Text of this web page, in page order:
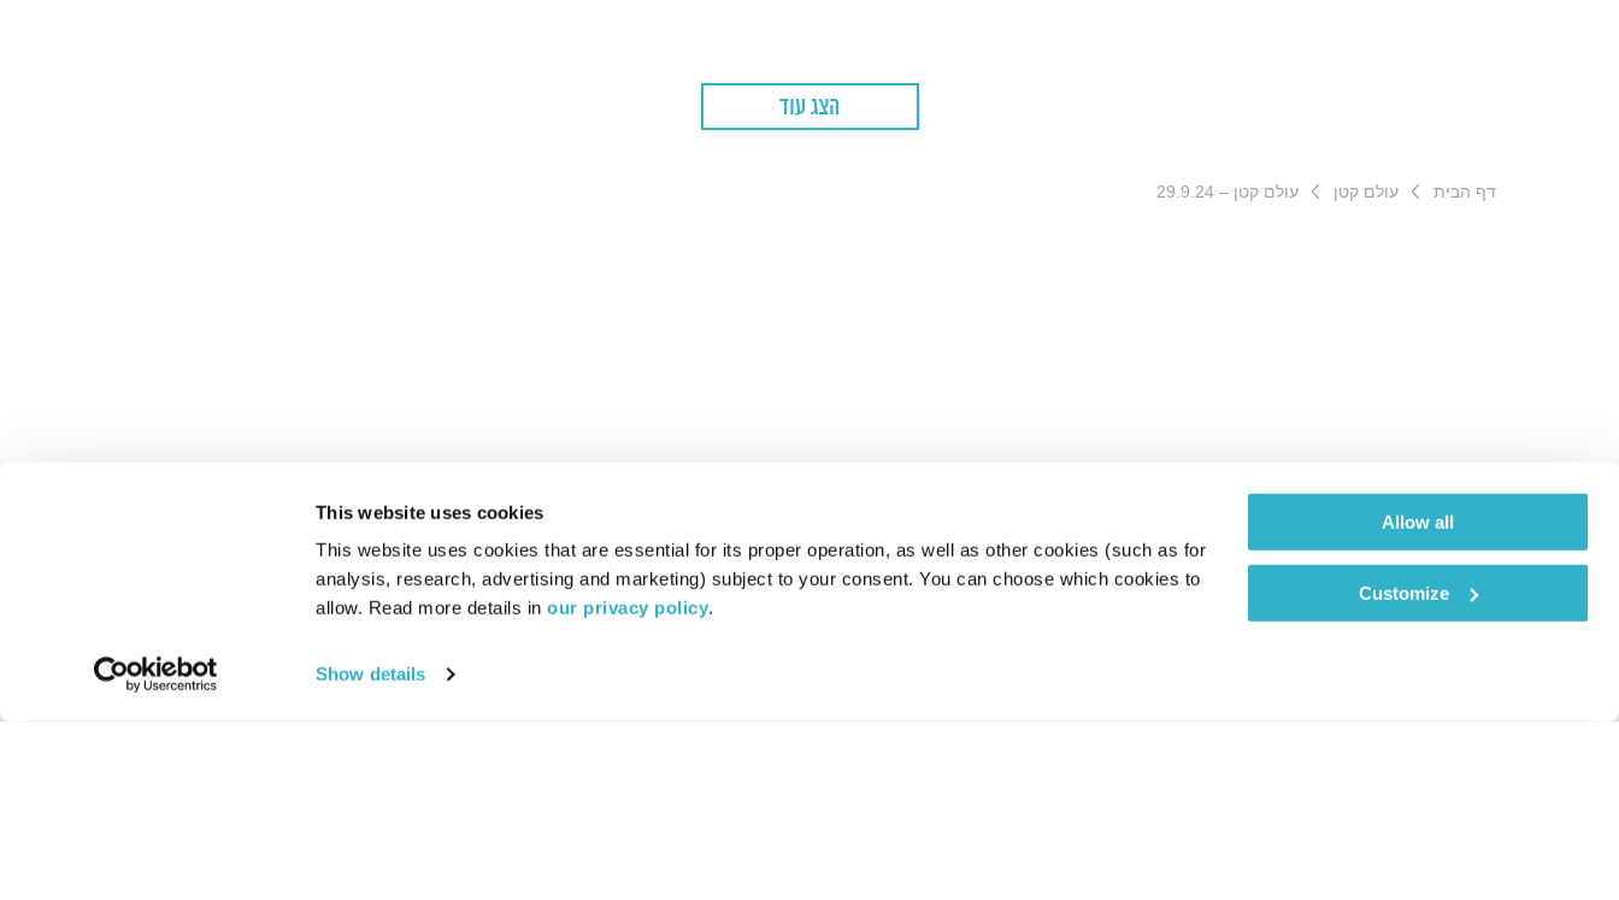
This website uses cookies
This website uses cookies that are essential for its proper operation, as well as other cookies (such as for
analysis, research, advertising and marketing) subject to your consent. You can choose which cookies to
allow. Read more details in our privacy policy.
Show details
Allow all
Customize
הצג עוד
דף הבית עולם קטן עולם קטן – 29.9.24